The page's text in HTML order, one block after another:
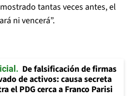
tantas veces antes, el
ni vencerá”.
De falsificación de firmas
de activos: causa secreta
el PDG cerca a Franco Parisi